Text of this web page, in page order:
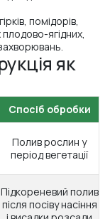
помідорів,
ягідних,
як
Спосіб обробки
Полив рослин у
період вегетації
Підкореневий полив
після посіву насіння